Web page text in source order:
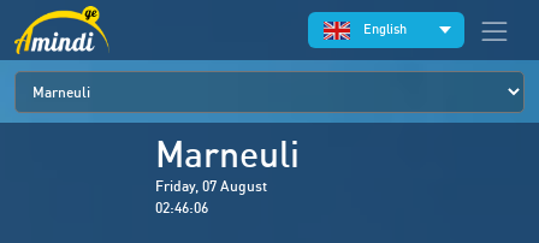
English
Marneuli
Friday, 07 August
02:46:06